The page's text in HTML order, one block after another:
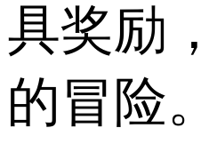
具奖励
的冒险。